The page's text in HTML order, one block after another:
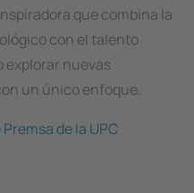
que combina la
con el talento
explorar nuevas
un único enfoque.
Premsa de la UPC